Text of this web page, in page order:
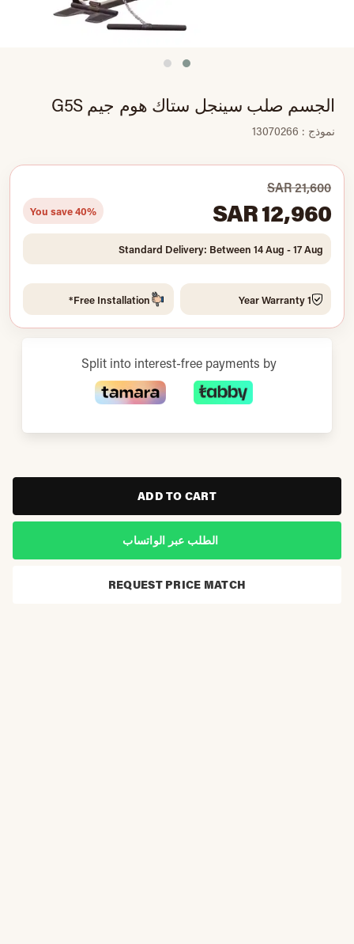
الجسم صلب سينجل ستاك هوم جيم G5S
نموذج : 13070266
SAR 21,600
SAR 12,960
You save 40%
Standard Delivery: Between 14 Aug - 17 Aug
1 Year Warranty
Free Installation*
Split into interest-free payments by
ADD TO CART
الطلب عبر الواتساب
REQUEST PRICE MATCH